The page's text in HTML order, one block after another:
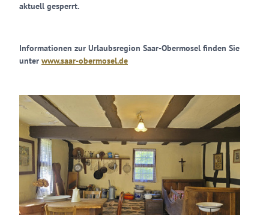
aktuell gesperrt.
Informationen zur Urlaubsregion Saar-Obermosel finden Sie
unter www.saar-obermosel.de